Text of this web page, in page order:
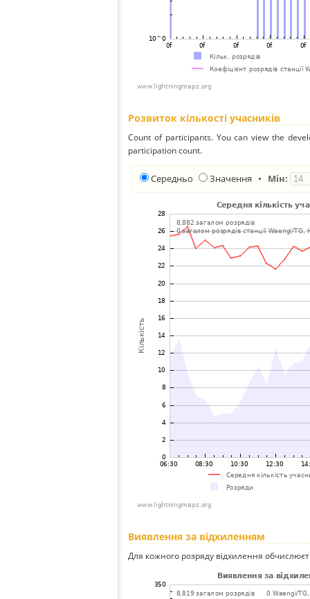
Розвиток кількості учасників
Count of participants. You can view the
participation count.
Середньо Значення • Мін:
Виявлення за відхиленням
Для кожного розряду відхилення